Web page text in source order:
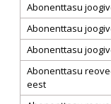
Abonenttasu
Abonenttasu
Abonenttasu
Abonenttasu
eest